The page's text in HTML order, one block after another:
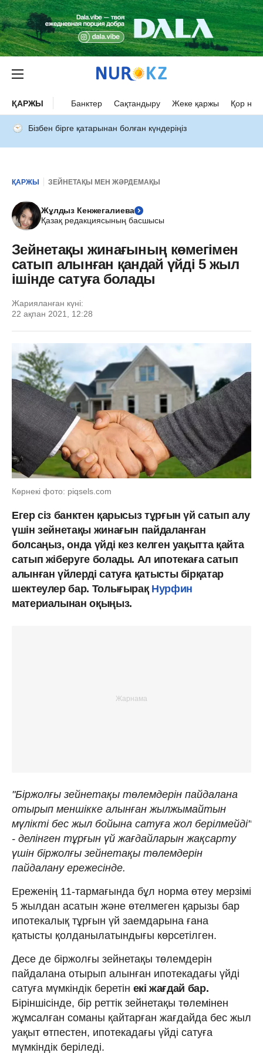
ҚАРЖЫ Банктер Сақтандыру Жеке қаржы Қор
Бізбен бірге қатарынан болған күндеріңіз
ҚАРЖЫ ЗЕЙНЕТАҚЫ МЕН ЖӘРДЕМАҚЫ
Жұлдыз Кенжегалиева
Қазақ редакциясының басшысы
Зейнетақы жинағының көмегімен
сатып алынған қандай үйді 5 жыл
ішінде сатуға болады
Жарияланған күні:
22 ақпан 2021, 12:28
Көрнекі фото: piqsels.com
Егер сіз банктен қарысыз тұрғын үй сатып алу
үшін зейнетақы жинағын пайдаланған
болсаңыз, онда үйді кез келген уақытта қайта
сатып жіберуге болады. Ал ипотекаға сатып
алынған үйлерді сатуға қатысты бірқатар
шектеулер бар. Толығырақ Нурфин
материалынан оқыңыз.
"Біржолғы зейнетақы төлемдерін пайдалана
отырып меншікке алынған жылжымайтын
мүлікті бес жыл бойына сатуға жол берілмейді"
- делінген тұрғын үй жағдайларын жақсарту
үшін біржолғы зейнетақы төлемдерін
пайдалану ережесінде.
Ереженің 11-тармағында бұл норма өтеу мерзімі
5 жылдан асатын және өтелмеген қарызы бар
ипотекалық тұрғын үй заемдарына ғана
қатысты қолданылатындығы көрсетілген.
Десе де біржолғы зейнетақы төлемдерін
пайдалана отырып алынған ипотекадағы үйді
сатуға мүмкіндік беретін екі жағдай бар.
Біріншісінде, бір реттік зейнетақы төлемінен
жұмсалған соманы қайтарған жағдайда бес жыл
уақыт өтпестен, ипотекадағы үйді сатуға
мүмкіндік беріледі.